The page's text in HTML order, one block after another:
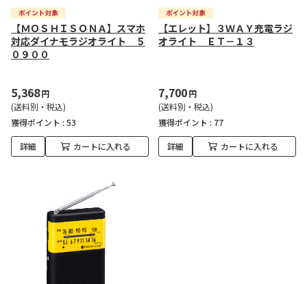
【ＭＯＳＨＩＳＯＮＡ】スマホ
対応ダイナモラジオライト ５
０９００
5,368円
(送料別・税込)
獲得ポイント : 53
詳細 カートに入れる
【エレット】３ＷＡＹ充電ラジ
オライト ＥＴ－１３
7,700円
(送料別・税込)
獲得ポイント : 77
詳細 カートに入れる